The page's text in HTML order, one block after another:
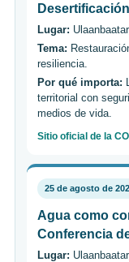
Desertificación
Lugar:
Tema:
resiliencia.
Por qué importa:
territorial con
medios de vida.
Sitio oficial de la
25 de agosto de
Agua como
Conferencia
Lugar: